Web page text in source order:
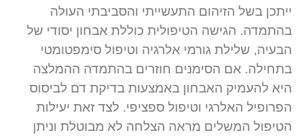
ייתכן בשל הזיהום התעשייתי והסביבתי העולה
בהתמדה. הגישה הטיפולית כוללת אבחון יסודי של
הבעיה, שלילת גורמי אלרגיה וטיפול סימפטומטי
בתחילה. אם הסימנים חוזרים בהתמדה ההמלצה
היא להעמיק האבחון באמצעות בדיקת דם לביסוס
הפרופיל האלרגי וטיפול ספציפי. לצד זאת יעילות
הטיפול המשלים מראה הצלחה לא מבוטלת וניתן